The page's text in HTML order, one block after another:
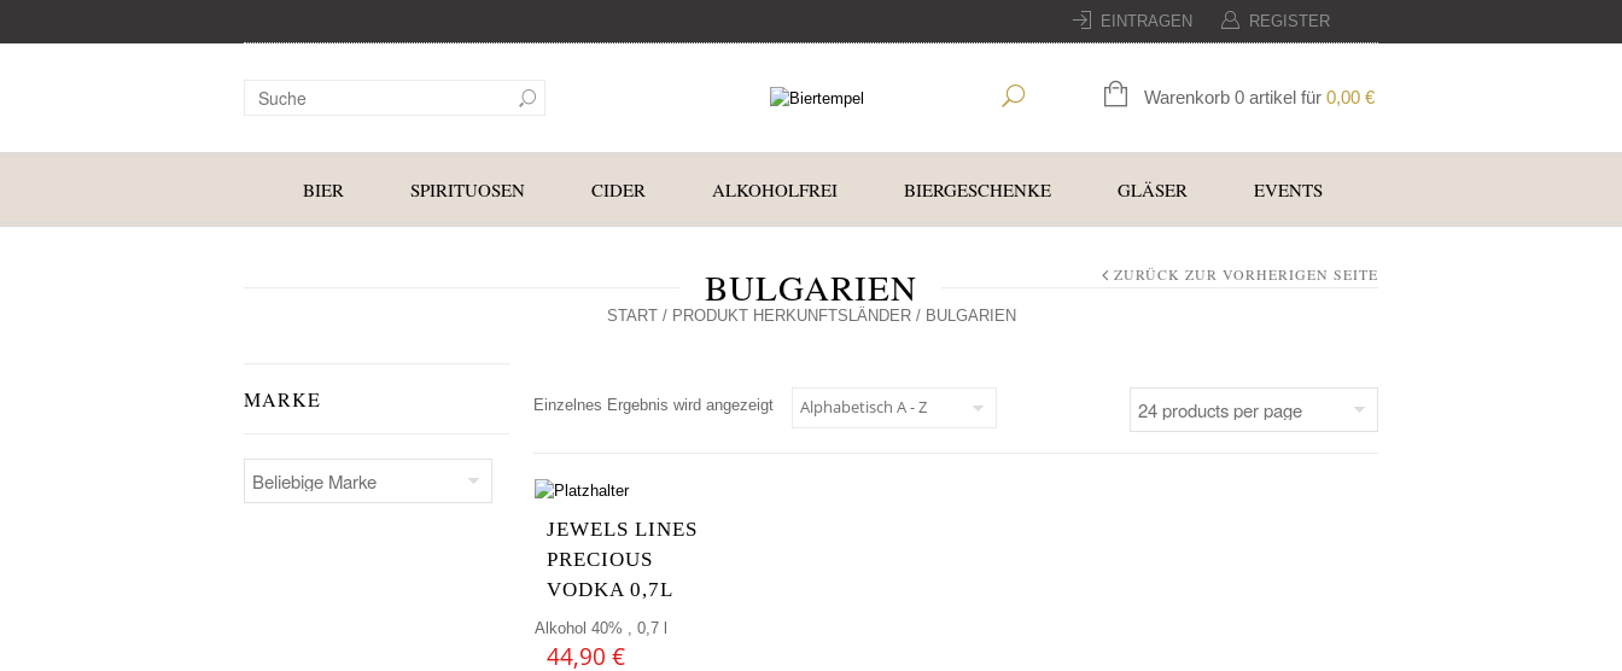
EINTRAGEN REGISTER
Warenkorb 0 artikel für 0,00 €
BIER SPIRITUOSEN CIDER ALKOHOLFREI BIERGESCHENKE GLÄSER EVENTS
BULGARIEN
START/ PRODUKT HERKUNFTSLÄNDER / BULGARIEN
ZURÜCK ZUR VORHERIGEN SEITE
MARKE Einzelnes Ergebnis wird angezeigt
JEWELS LINES
PRECIOUS
VODKA 0,7L
Alkohol 40% , 0,7 l
44,90 €